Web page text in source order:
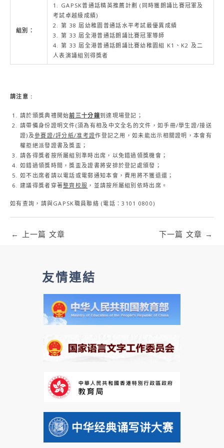
組別：
1. GAPSK普通話精英推薦計劃 (同時獲朗誦比賽冠軍及
考試卓越級成績)
2. 第 38 屆幼稚園普通話水平考試最優異成績
3. 第 33 屆全港普通話朗誦比賽冠軍導師
4. 第 33 屆全港普通話朗誦比賽幼稚園組 K1、K2 及二
人表演誦組別得獎者
請注意 :
請於頒獎典禮開始前三十分鐘到達現場登記；
請帶備身份證明文件(須為有相及中文全名的文件，如手冊/學生證/接送
證)及參賽證/評分紙/准考證作登記之用，如未能出示相關證明，本會有
權拒絕派發證書及獎盃；
請各得獎者按所屬組別準時出席，以免錯過領獎機會；
如錯過領獎時間，獎盃及證書將安排於登記處頒發；
如不出席者請以電話或電郵通知本會，費用將不獲退還；
建議得獎者穿著整齊校服 ，並請按所屬組別依時出席。
如有查詢，請與GAPSK職員聯絡 (電話：3101 0800)
← 上一篇 文章 下一篇 文章 →
友情連結